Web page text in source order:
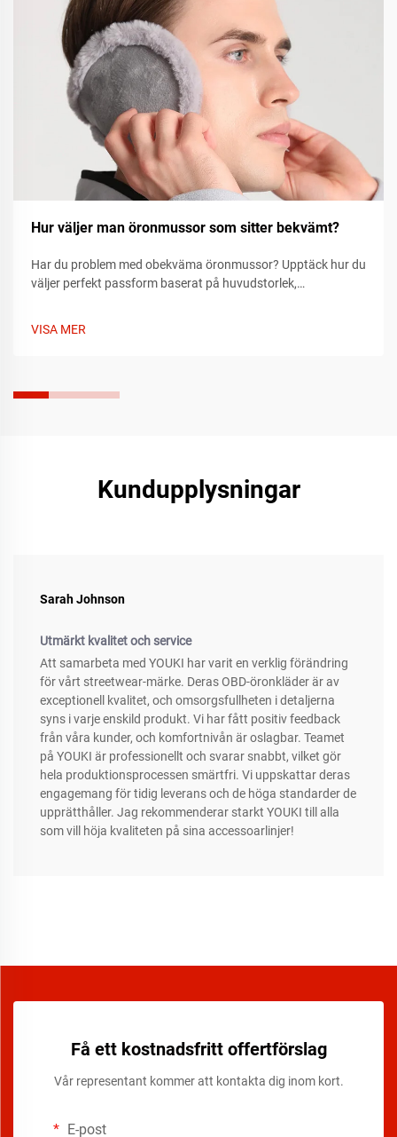
Hur väljer man öronmussor som sitter bekvämt?
Har du problem med obekväma öronmussor? Upptäck hur du
väljer perfekt passform baserat på huvudstorlek,
VISA MER
Kundupplysningar
Sarah Johnson
Utmärkt kvalitet och service
Att samarbeta med YOUKI har varit en verklig förändring
för vårt streetwear-märke. Deras OBD-öronkläder är av
exceptionell kvalitet, och omsorgsfullheten i detaljerna
syns i varje enskild produkt. Vi har fått positiv feedback
från våra kunder, och komfortnivån är oslagbar. Teamet
på YOUKI är professionellt och svarar snabbt, vilket gör
hela produktionsprocessen smärtfri. Vi uppskattar deras
engagemang för tidig leverans och de höga standarder de
upprätthåller. Jag rekommenderar starkt YOUKI till alla
som vill höja kvaliteten på sina accessoarlinjer!
Få ett kostnadsfritt offertförslag
Vår representant kommer att kontakta dig inom kort.
E-post